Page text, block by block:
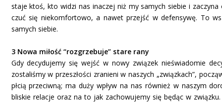
staje ktoś, kto widzi nas inaczej niż my samych siebie i
czuć się niekomfortowo, a nawet przejść w defensywę. To
samych siebie.
3 Nowa miłość “rozgrzebuje” stare rany
Gdy decydujemy się wejść w nowy związek nieświadomie
zostaliśmy w przeszłości zranieni w naszych „związkach”,
płcią przeciwną; ma duży wpływ na nas również w naszym
bliskie relacje oraz na to jak zachowujemy się będąc w